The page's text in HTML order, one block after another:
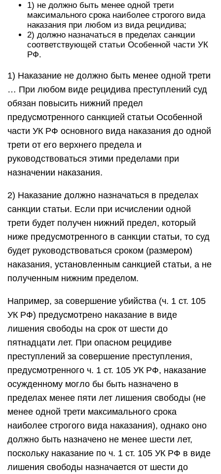
1) не должно быть менее одной трети
максимального срока наиболее строгого вида
наказания при любом из вида рецидива;
2) должно назначаться в пределах санкции
соответствующей статьи Особенной части УК
РФ.
1) Наказание не должно быть менее одной трети
… При любом виде рецидива преступлений суд
обязан повысить нижний предел
предусмотренного санкцией статьи Особенной
части УК РФ основного вида наказания до одной
трети от его верхнего предела и
руководствоваться этими пределами при
назначении наказания.
2) Наказание должно назначаться в пределах
санкции статьи. Если при исчислении одной
трети будет получен нижний предел, который
ниже предусмотренного в санкции статьи, то суд
будет руководствоваться сроком (размером)
наказания, установленным санкцией статьи, а не
полученным нижним пределом.
Например, за совершение убийства (ч. 1 ст. 105
УК РФ) предусмотрено наказание в виде
лишения свободы на срок от шести до
пятнадцати лет. При опасном рецидиве
преступлений за совершение преступления,
предусмотренного ч. 1 ст. 105 УК РФ, наказание
осужденному могло бы быть назначено в
пределах менее пяти лет лишения свободы (не
менее одной трети максимального срока
наиболее строгого вида наказания), однако оно
должно быть назначено не менее шести лет,
поскольку наказание по ч. 1 ст. 105 УК РФ в виде
лишения свободы назначается от шести до